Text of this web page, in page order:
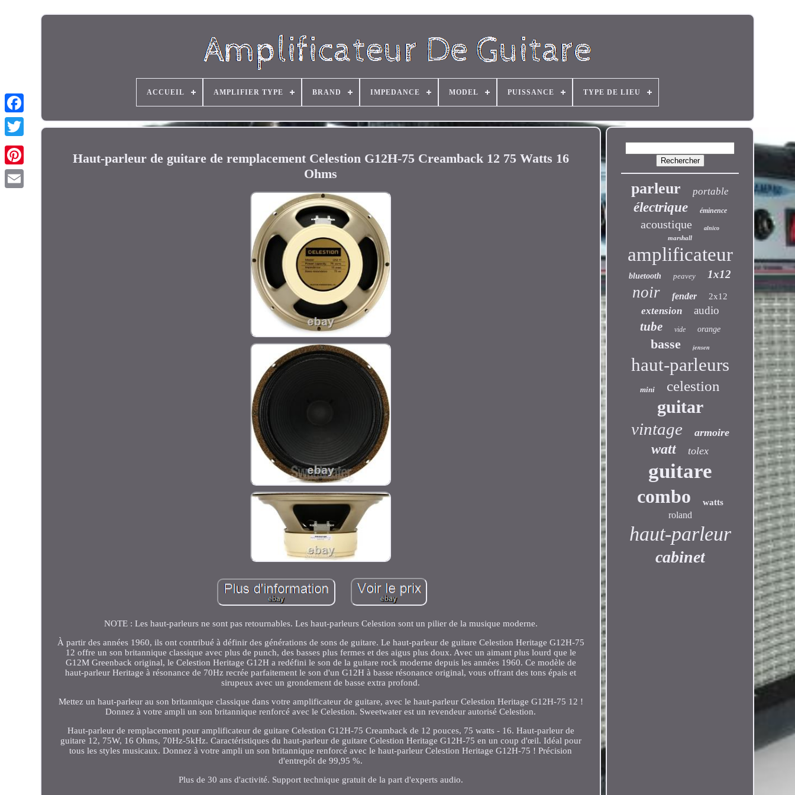
ACCUEIL AMPLIFIER TYPE BRAND IMPEDANCE MODEL PUISSANCE TYPE DE LIEU
Haut-parleur de guitare de remplacement Celestion G12H-75 Creamback 12 75 Watts 16
Ohms
NOTE : Les haut-parleurs ne sont pas retournables. Les haut-parleurs Celestion sont un pilier de la musique moderne.
À partir des années 1960, ils ont contribué à définir des générations de sons de guitare. Le haut-parleur de guitare Celestion Heritage G12H-75
12 offre un son britannique classique avec plus de punch, des basses plus fermes et des aigus plus doux. Avec un aimant plus lourd que le
G12M Greenback original, le Celestion Heritage G12H a redéfini le son de la guitare rock moderne depuis les années 1960. Ce modèle de
haut-parleur Heritage à résonance de 70Hz recrée parfaitement le son d'un G12H à basse résonance original, vous offrant des tons épais et
sirupeux avec un grondement de basse extra profond.
Mettez un haut-parleur au son britannique classique dans votre amplificateur de guitare, avec le haut-parleur Celestion Heritage G12H-75 12 !
Donnez à votre ampli un son britannique renforcé avec le Celestion. Sweetwater est un revendeur autorisé Celestion.
Haut-parleur de remplacement pour amplificateur de guitare Celestion G12H-75 Creamback de 12 pouces, 75 watts - 16. Haut-parleur de
guitare 12, 75W, 16 Ohms, 70Hz-5kHz. Caractéristiques du haut-parleur de guitare Celestion Heritage G12H-75 en un coup d'œil. Idéal pour
tous les styles musicaux. Donnez à votre ampli un son britannique renforcé avec le haut-parleur Celestion Heritage G12H-75 ! Précision
d'entrepôt de 99,95 %.
Plus de 30 ans d'activité. Support technique gratuit de la part d'experts audio.
parleur portable
électrique éminence
acoustique alnico
marshall
amplificateur
bluetooth peavey 1x12
noir fender 2x12
extension audio
tube vide orange
basse jensen
haut-parleurs
mini celestion
guitar
vintage armoire
watt tolex
guitare
combo watts
roland
haut-parleur
cabinet